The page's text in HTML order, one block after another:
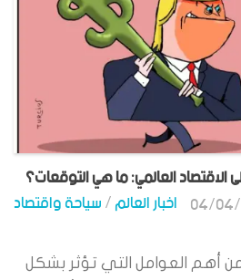
الاقتصاد العالمي: ما هي التوقعات؟
اخبار العالم/سياحة واقتصاد 04/
من أهم العوامل التي تؤثر بشكل